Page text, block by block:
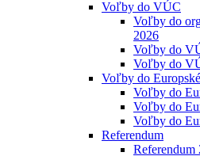
Voľby do VÚC
Voľby do
2026
Voľby do
Voľby do
Voľby do
Voľby do
Voľby do
Voľby do
Referendum
Referendum